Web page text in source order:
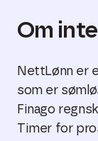
Om
NettLønn er
som er
Finago
Timer for